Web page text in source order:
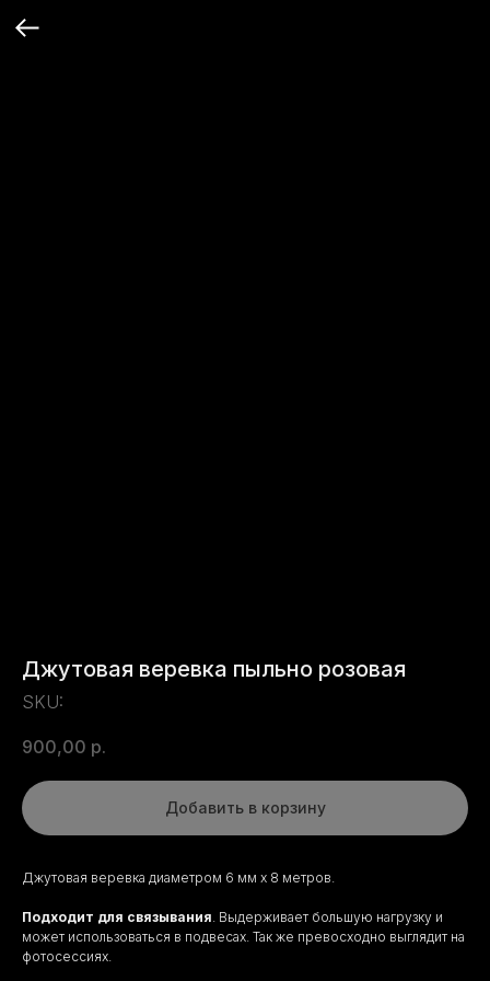
Джутовая веревка пыльно розовая
SKU:
900,00 р.
Добавить в корзину
Джутовая веревка диаметром 6 мм х 8 метров.
Подходит для связывания. Выдерживает большую нагрузку и
может использоваться в подвесах. Так же превосходно выглядит на
фотосессиях.